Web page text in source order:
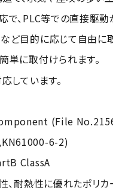
、PLC等での直接駆動
ど目的に応じて自由に
単に取付けられます。
ています。
(File
6-2)
ClassA
耐熱性に優れたポリカ